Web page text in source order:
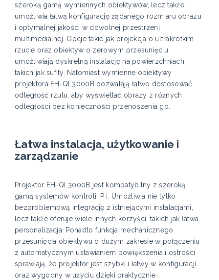
szeroką gamą wymiennych obiektywów, lecz także
umożliwia łatwą konfigurację żądanego rozmiaru obrazu
i optymalnej jakości w dowolnej przestrzeni
multimedialnej. Opcje takie jak projekcja o ultrakrótkim
rzucie oraz obiektyw o zerowym przesunięciu
umożliwiają dyskretną instalację na powierzchniach
takich jak sufity. Natomiast wymienne obiektywy
projektora EH-QL3000B pozwalają łatwo dostosować
odległość rzutu, aby wyświetlać obrazy z różnych
odległości bez konieczności przenoszenia go.
Łatwa instalacja, użytkowanie i
zarządzanie
Projektor EH-QL3000B jest kompatybilny z szeroką
gamą systemów kontroli IP i. Umożliwia nie tylko
bezproblemową integrację z istniejącymi instalacjami,
lecz także oferuje wiele innych korzyści, takich jak łatwa
personalizacja. Ponadto funkcja mechanicznego
przesunięcia obiektywu o dużym zakresie w połączeniu
z automatycznym ustawianiem powiększenia i ostrości
sprawiają, że projektor jest szybki i łatwy w konfiguracji
oraz wygodny w użyciu dzięki praktycznie